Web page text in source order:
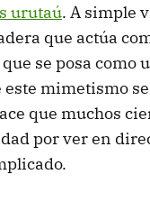
urutaú. A simple
que actúa
se posa como
mimetismo
que muchos
por ver en